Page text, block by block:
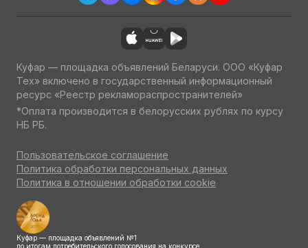
Куфар — площадка объявлений Беларуси. ООО «Куфар
Тех» включено в государственный информационный
ресурс «Реестр рекламораспространителей»
*Оплата производится в белорусских рублях по курсу
НБ РБ.
Пользовательское соглашение
Политика обработки персональных данных
Политика в отношении обработки cookie
Куфар — площадка объявлений №1
по итогам потребительского голосования на конкурсе